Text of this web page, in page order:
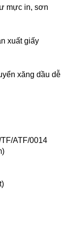
mực in, sơn
xuất giấy
xăng dầu dễ
ATF/0014